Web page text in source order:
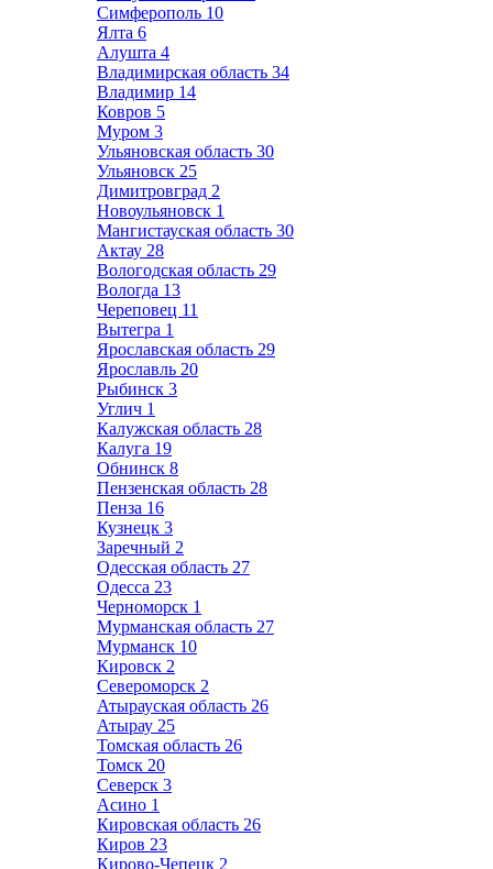
Симферополь 10
Ялта 6
Алушта 4
Владимирская область 34
Владимир 14
Ковров 5
Муром 3
Ульяновская область 30
Ульяновск 25
Димитровград 2
Новоульяновск 1
Мангистауская область 30
Актау 28
Вологодская область 29
Вологда 13
Череповец 11
Вытегра 1
Ярославская область 29
Ярославль 20
Рыбинск 3
Углич 1
Калужская область 28
Калуга 19
Обнинск 8
Пензенская область 28
Пенза 16
Кузнецк 3
Заречный 2
Одесская область 27
Одесса 23
Черноморск 1
Мурманская область 27
Мурманск 10
Кировск 2
Североморск 2
Атырауская область 26
Атырау 25
Томская область 26
Томск 20
Северск 3
Асино 1
Кировская область 26
Киров 23
Кирово-Чепецк 2